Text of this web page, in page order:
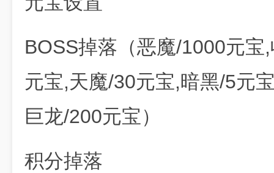
BOSS掉落（恶魔/1000元
元宝,天魔/30元宝,暗黑/5元
巨龙/200元宝）
积分掉落